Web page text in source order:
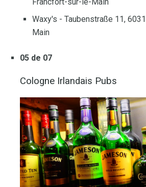
Waxy's - Taubenstraße 11,
Main
05 de 07
Cologne Irlandais Pubs